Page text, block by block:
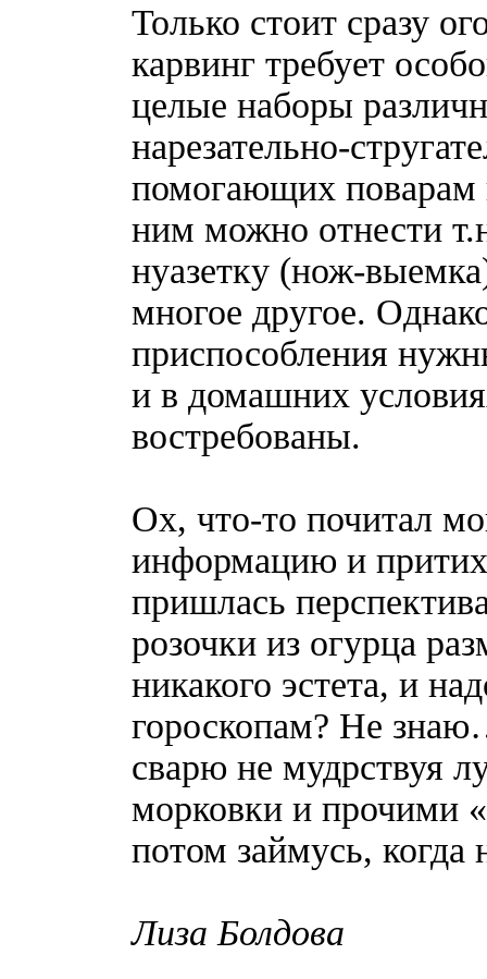
Только стоит сразу
карвинг требует
целые наборы
нарезательно-
помогающих поварам
ним можно отнести
нуазетку (нож-
многое другое.
приспособления
и в домашних
востребованы.
Ох, что-то почитал
информацию и
пришлась
розочки из огурца
никакого эстета, и
гороскопам? Не
сварю не мудрствуя
морковки и прочими
потом займусь, когда
Лиза Болдова